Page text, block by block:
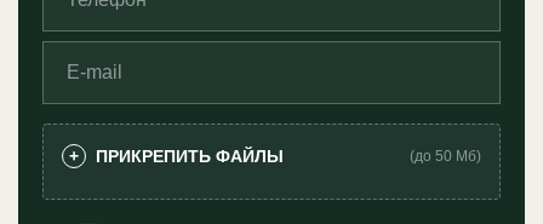
+ ПРИКРЕПИТЬ ФАЙЛЫ (до 50 Мб)